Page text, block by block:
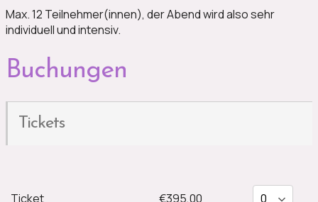
Max. 12 Teilnehmer(innen), der Abend wird also sehr
individuell und intensiv.
Buchungen
Tickets
Ticket €395,00